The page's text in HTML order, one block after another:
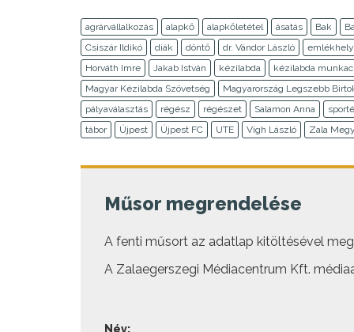
agrárvállalkozás alapkő alapkőletétel ásatás Bak
Csiszár Ildikó
diák döntő dr. Vándor László emlékhely
Horváth Imre
Jakab István kézilabda kézilabda
Magyar Kézilabda Szövetség
Magyarország Legszebb
pályaválasztás
régész régészet Salamon Anna
tábor
Újpest Újpest FC UTE Vigh László Zala
Műsor megrendelése
A fenti műsort az adatlap kitöltésével
A Zalaegerszegi Médiacentrum Kft.
Név: